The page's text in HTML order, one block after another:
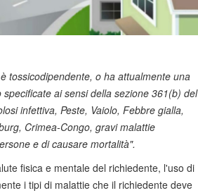
tossicodipendente, o ha attualmente una
ai sensi della sezione 361(b) del
infettiva, Peste, Vaiolo, Febbre gialla,
Crimea-Congo, gravi malattie
e di causare mortalità".
fisica e mentale del richiedente, l'uso di
i tipi di malattie che il richiedente deve